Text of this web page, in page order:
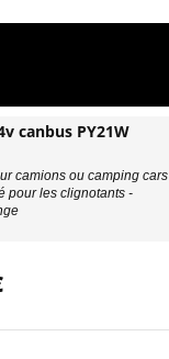
canbus PY21W
camions ou camping cars
pour les clignotants -